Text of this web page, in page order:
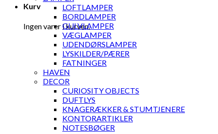
Kurv
Ingen varer i kurven.
LOFTLAMPER
BORDLAMPER
GULVLAMPER
VÆGLAMPER
UDENDØRSLAMPER
LYSKILDER/PÆRER
FATNINGER
HAVEN
DECOR
CURIOSITY OBJECTS
DUFTLYS
KNAGERÆKKER & STUMTJENERE
KONTORARTIKLER
NOTESBØGER